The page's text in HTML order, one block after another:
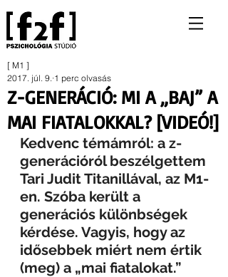
Z-GENERÁCIÓ: MI A „BAJ” A
MAI FIATALOKKAL? [VIDEÓ!]
[ M1 ]
2017. júl. 9. 1 perc olvasás
Kedvenc témámról: a z-
generációról beszélgettem
Tari Judit Titanillával, az M1-
en. Szóba került a
generációs különbségek
kérdése. Vagyis, hogy az
idősebbek miért nem értik
(meg) a „mai fiatalokat.”